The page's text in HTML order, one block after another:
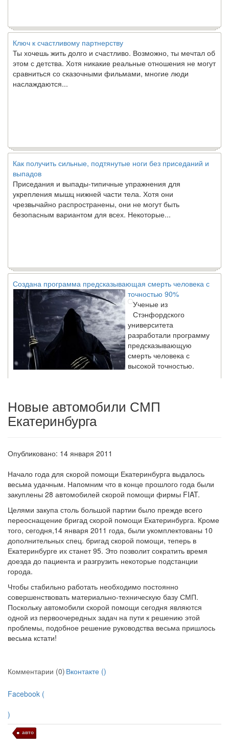
Ключ к счастливому партнерству
Ты хочешь жить долго и счастливо. Возможно, ты мечтал об
этом с детства. Хотя никакие реальные отношения не могут
сравниться со сказочными фильмами, многие люди
наслаждаются...
Как получить сильные, подтянутые ноги без приседаний и
выпадов
Приседания и выпады-типичные упражнения для
укрепления мышц нижней части тела. Хотя они
чрезвычайно распространены, они не могут быть
безопасным вариантом для всех. Некоторые...
Создана программа предсказывающая смерть человека с
точностью 90%
Ученые из
Стэнфордского
университета
разработали программу
предсказывающую
смерть человека с
высокой точностью.
россиян в два раза
работников в
ближайшие годы. Она
заявила об этом на
встрече с журналистами ведущих...
Местная анестезия развивает кардиотоксичность
Федеральная служба по
надзору в сфере
здравоохранения озвучила
тревожную статистику. Она
острой кардиотоксичности и
роста сопутствующих
осложнений от...
нахождении одного из
Новые автомобили СМП
Екатеринбурга
Опубликовано: 14 января 2011
Начало года для скорой помощи Екатеринбурга выдалось
весьма удачным. Напомним что в конце прошлого года были
закуплены 28 автомобилей скорой помощи фирмы FIAT.
Целями закупа столь большой партии было прежде всего
переоснащение бригад скорой помощи Екатеринбурга. Кроме
того, сегодня,14 января 2011 года, были укомплектованы 10
дополнительных спец. бригад скорой помощи, теперь в
Екатеринбурге их станет 95. Это позволит сократить время
доезда до пациента и разгрузить некоторые подстанции
города.
Чтобы стабильно работать необходимо постоянно
совершенствовать материально-техническую базу СМП.
Поскольку автомобили скорой помощи сегодня являются
одной из первоочередных задач на пути к решению этой
проблемы, подобное решение руководства весьма пришлось
весьма кстати!
Комментарии (0) Вконтакте ()
Facebook (
)
авто